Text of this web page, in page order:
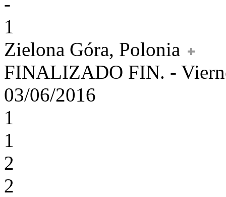
1
Zielona Góra, Polonia
FINALIZADO FIN. -
03/06/2016
1
1
2
2